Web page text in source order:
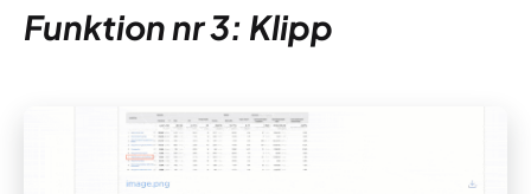
Funktion nr 3: Klipp